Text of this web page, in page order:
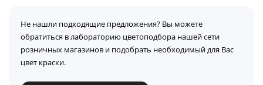
Не нашли подходящие предложения? Вы можете
обратиться в лабораторию цветоподбора нашей сети
розничных магазинов и подобрать необходимый для Вас
цвет краски.